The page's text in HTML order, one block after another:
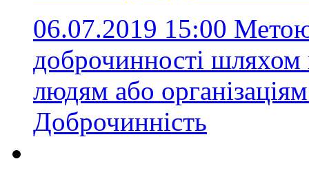
06.07.2019 15:00 Метою
доброчинності
людям або
Доброчинність